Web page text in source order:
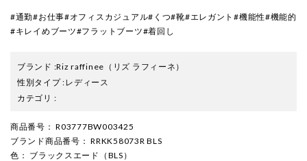
#通勤#お仕事#オフィスカジュアル#くつ#靴#エレガント#機能性#機能的
#キレイめブーツ#フラットブーツ#着回し
ブランド :Riz raffinee （リズ ラフィーネ）
性別タイプ:レディース
カテゴリ :
商品番号 ： R03777BW003425
ブランド商品番号 ： RRKK58073R BLS
色 ： ブラックスエード（BLS）